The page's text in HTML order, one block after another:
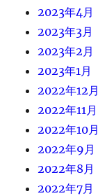
2023年4月
2023年3月
2023年2月
2023年1月
2022年12月
2022年11月
2022年10月
2022年9月
2022年8月
2022年7月